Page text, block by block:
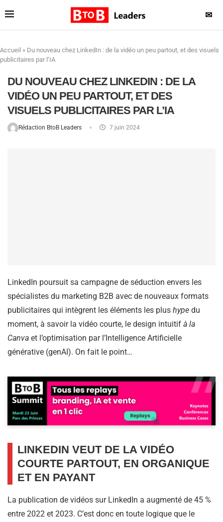
✉
Accueil » Du nouveau chez LinkedIn : de la vidéo un peu partout, et des visuels
publicitaires par l’IA
DU NOUVEAU CHEZ LINKEDIN : DE LA
VIDÉO UN PEU PARTOUT, ET DES
VISUELS PUBLICITAIRES PAR L’IA
Rédaction BtoB Leaders 7 juin 2024
LinkedIn poursuit sa campagne de séduction envers les
spécialistes du marketing B2B avec de nouveaux formats
publicitaires qui intègrent les éléments les plus hype du
moment, à savoir la vidéo courte, le design intuitif à la
Canva et l’optimisation par l’Intelligence Artificielle
générative (genAI). On fait le point…
LINKEDIN VEUT DE LA VIDÉO
COURTE PARTOUT, EN ORGANIQUE
ET EN PAYANT
La publication de vidéos sur LinkedIn a augmenté de 45 %
entre 2022 et 2023. C’est donc en toute logique que le